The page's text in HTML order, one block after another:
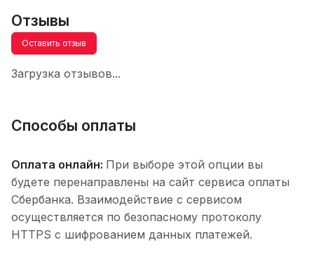
Отзывы
Оставить отзыв
Загрузка отзывов...
Способы оплаты
Оплата онлайн: При выборе этой опции вы
будете перенаправлены на сайт сервиса оплаты
Сбербанка. Взаимодействие с сервисом
осуществляется по безопасному протоколу
HTTPS с шифрованием данных платежей.